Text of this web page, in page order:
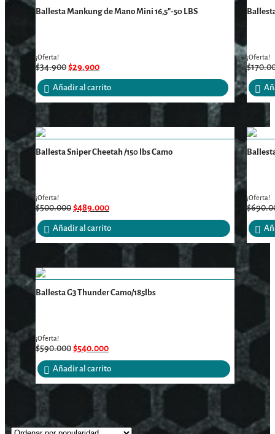
Ballesta Mankung de Mano Mini 16,5″-50 LBS
¡Oferta!
$34.900$29.900
Añadir al carrito
¡Oferta!
$
Ballesta Sniper Cheetah /150 lbs Camo
¡Oferta!
$500.000$489.000
Añadir al carrito
¡Oferta!
$
Ballesta G3 Thunder Camo/185lbs
¡Oferta!
$590.000$540.000
Añadir al carrito